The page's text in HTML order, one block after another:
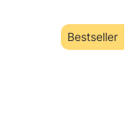
Bestseller